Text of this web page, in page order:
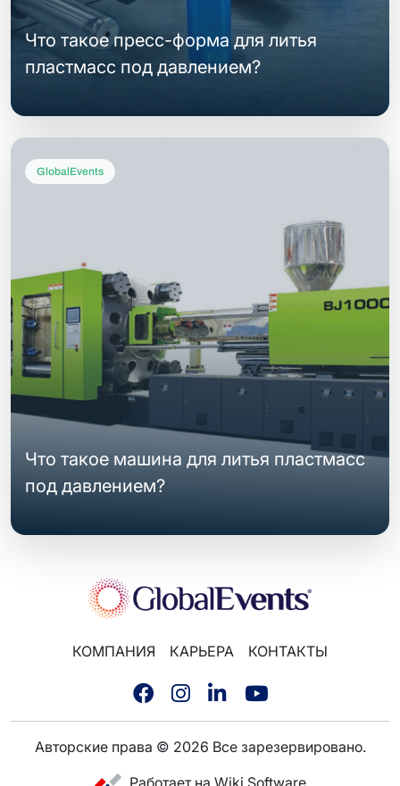
Что такое пресс-форма для литья
пластмасс под давлением?
GlobalEvents
Что такое машина для литья пластмасс
под давлением?
КОМПАНИЯ КАРЬЕРА КОНТАКТЫ
Авторские права © 2026 Все зарезервировано.